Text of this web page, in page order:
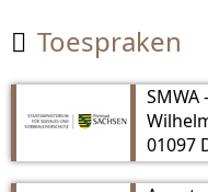
 Toespraken
01097